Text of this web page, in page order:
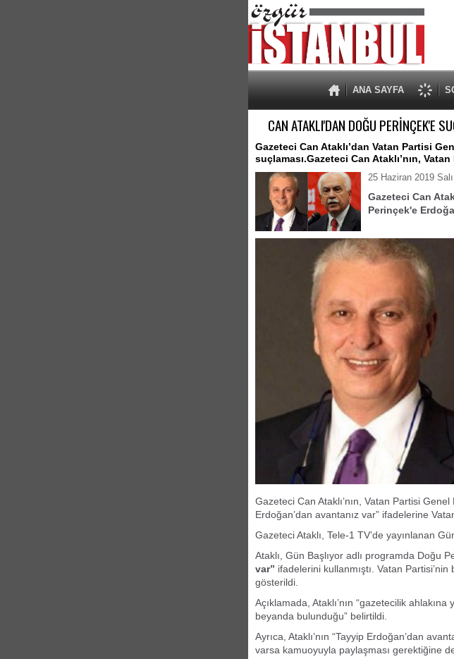
ANA SAYFA
CAN ATAKLI'DAN DOĞU PERİNÇEK'E
Gazeteci Can Ataklı’dan Vatan Partisi
suçlaması.Gazeteci Can Ataklı’nın,
25 Haziran 2019
Gazeteci Can
Perinçek'e
Gazeteci Can Ataklı’nın, Vatan Partisi
Erdoğan’dan avantanız var” ifadelerine
Gazeteci Ataklı, Tele-1 TV’de yayınlanan
Ataklı, Gün Başlıyor adlı programda Doğu
var” ifadelerini kullanmıştı. Vatan Partisi’nin
gösterildi.
Açıklamada, Ataklı’nın “gazetecilik
beyanda bulunduğu” belirtildi.
Ayrıca, Ataklı’nın “Tayyip Erdoğan’dan
varsa kamuoyuyla paylaşması gerektiğine